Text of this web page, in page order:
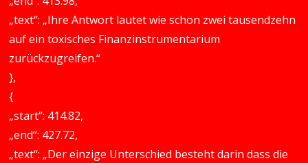
„text“: „Ihre Antwort lautet wie schon zwei tausendzehn
auf ein toxisches Finanzinstrumentarium
zurückzugreifen.“
},
{
„start“: 414.82,
„end“: 427.72,
„text“: „Der einzige Unterschied besteht darin dass die